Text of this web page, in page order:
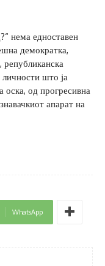
нема едноставен
демократка,
републиканска
што ја
оска, од прогресивна
апарат на
WhatsApp